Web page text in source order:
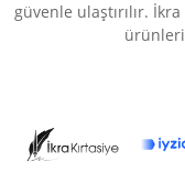
güvenle ulaştırılır.